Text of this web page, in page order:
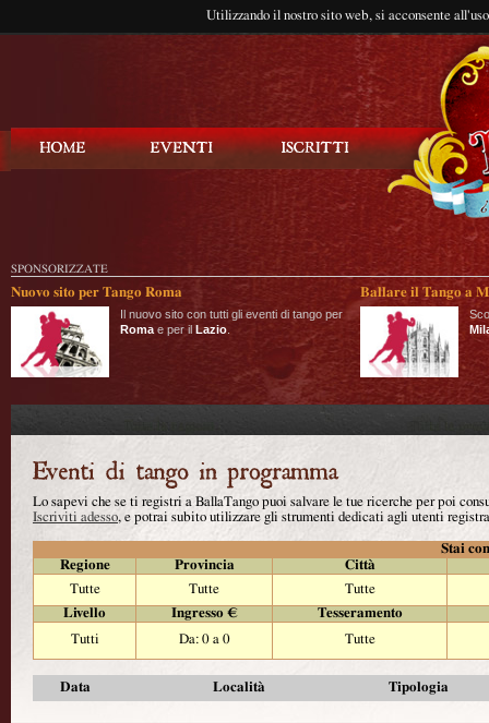
Utilizzando il nostro sito web, si acconsente
SPONSORIZZATE
Nuovo sito per Tango Roma
Il nuovo sito con tutti gli eventi di tango per
Roma e per il Lazio
Ballare il Tango a
Lo sapevi che se ti registri a BallaTango puoi salvare le tue ricerche per poi
Iscriviti adesso, e potrai subito utilizzare gli strumenti dedicati agli utenti
Stai
Regione
Provincia
Città
Tutte
Tutte
Tutte
Livello
Ingresso €
Tesseramento
Tutti
Da: 0 a 0 Tutte
Data Località Tipologia